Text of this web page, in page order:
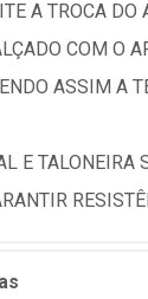
A TROCA DO
COM O
ASSIM A
E TALONEIRA